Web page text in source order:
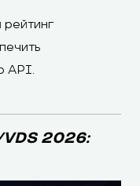
API.
2026: